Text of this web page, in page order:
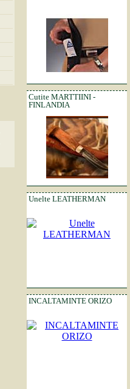
Cutite MARTTIINI -
FINLANDIA
Unelte LEATHERMAN
INCALTAMINTE ORIZO